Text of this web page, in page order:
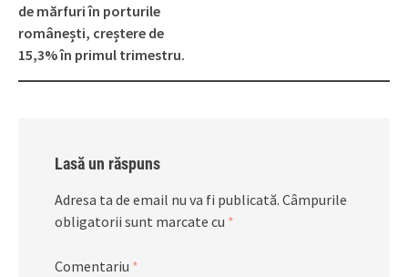
de mărfuri în porturile
românești, creștere de
15,3% în primul trimestru.
Lasă un răspuns
Adresa ta de email nu va fi publicată. Câmpurile
obligatorii sunt marcate cu *
Comentariu *